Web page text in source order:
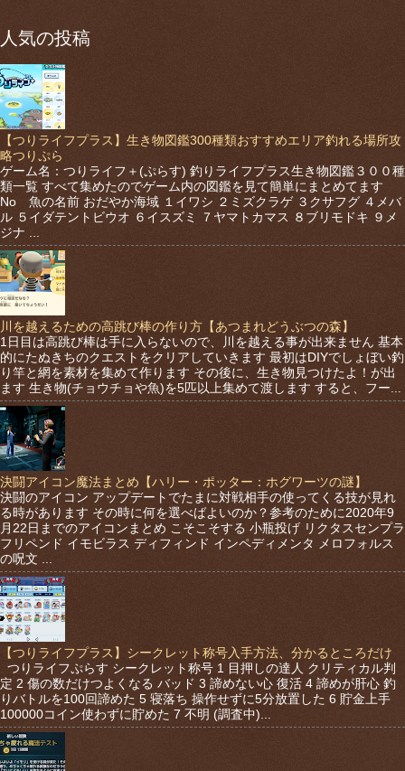
人気の投稿
【つりライフプラス】生き物図鑑300種類おすすめエリア釣れる場所攻
略つりぷら
ゲーム名：つりライフ＋(ぷらす) 釣りライフプラス生き物図鑑３００種
類一覧 すべて集めたのでゲーム内の図鑑を見て簡単にまとめてます
No 魚の名前 おだやか海域 １イワシ ２ミズクラゲ ３クサフグ ４メバ
ル ５イダテントビウオ ６イスズミ ７ヤマトカマス ８ブリモドキ ９メ
ジナ ...
川を越えるための高跳び棒の作り方【あつまれどうぶつの森】
1日目は高跳び棒は手に入らないので、川を越える事が出来ません 基本
的にたぬきちのクエストをクリアしていきます 最初はDIYでしょぼい釣
り竿と網を素材を集めて作ります その後に、生き物見つけたよ！が出
ます 生き物(チョウチョや魚)を5匹以上集めて渡します すると、フー...
決闘アイコン魔法まとめ【ハリー・ポッター：ホグワーツの謎】
決闘のアイコン アップデートでたまに対戦相手の使ってくる技が見れ
る時があります その時に何を選べばよいのか？参考のために2020年9
月22日までのアイコンまとめ こそこそする 小瓶投げ リクタスセンプラ
フリペンド イモビラス ディフィンド インペディメンタ メロフォルス
の呪文 ...
【つりライフプラス】シークレット称号入手方法、分かるところだけ
つりライフぷらす シークレット称号 1 目押しの達人 クリティカル判
定 2 傷の数だけつよくなる バッド 3 諦めない心 復活 4 諦めが肝心 釣
りバトルを100回諦めた 5 寝落ち 操作せずに5分放置した 6 貯金上手
100000コイン使わずに貯めた 7 不明 (調査中)...